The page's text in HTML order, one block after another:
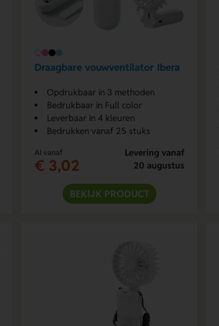
Draagbare vouwventilator Ibera
Opdrukbaar in 3 methoden
Bedrukbaar in Full color
Leverbaar in 4 kleuren
Bedrukken vanaf 25 stuks
Al vanaf
€ 3,02
Levering vanaf
20 augustus
BEKIJK PRODUCT